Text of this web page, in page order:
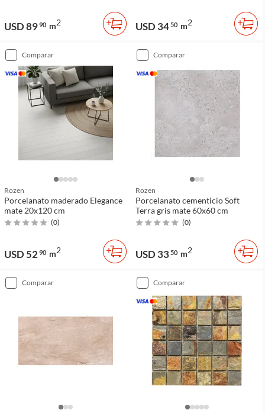
USD 8990 m2 USD 3450 m2
comparar
Rozen
Porcelanato maderado Elegance
mate 20x120 cm
(0)
USD 5290 m2
comparar
Rozen
Porcelanato cementicio Soft
Terra gris mate 60x60 cm
(0)
USD 3350 m2
comparar comparar